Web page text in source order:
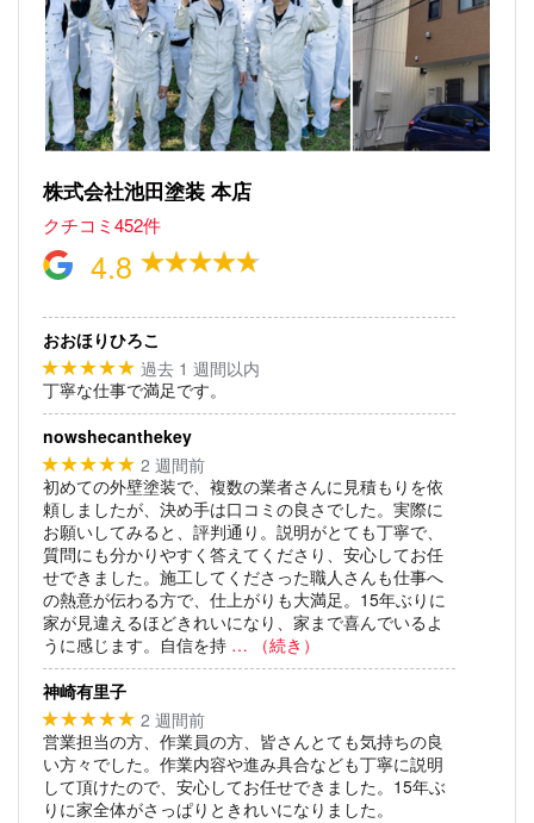
株式会社池田塗装 本店
クチコミ452件
4.8
おおほりひろこ
★★★★★ 過去 1 週間以内
丁寧な仕事で満足です。
nowshecanthekey
★★★★★ 2 週間前
初めての外壁塗装で、複数の業者さんに見積もりを依
頼しましたが、決め手は口コミの良さでした。実際に
お願いしてみると、評判通り。説明がとても丁寧で、
質問にも分かりやすく答えてくださり、安心してお任
せできました。施工してくださった職人さんも仕事へ
の熱意が伝わる方で、仕上がりも大満足。15年ぶりに
家が見違えるほどきれいになり、家まで喜んでいるよ
うに感じます。自信を持 … （続き）
神崎有里子
★★★★★ 2 週間前
営業担当の方、作業員の方、皆さんとても気持ちの良
い方々でした。作業内容や進み具合なども丁寧に説明
して頂けたので、安心してお任せできました。15年ぶ
りに家全体がさっぱりときれいになりました。